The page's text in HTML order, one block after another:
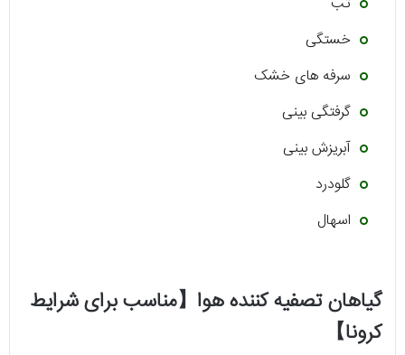
خستگی
سرفه های خشک
گرفتگی بینی
آبریزش بینی
گلودرد
اسهال
گیاهان تصفیه کننده هوا【مناسب برای شرایط
کرونا】